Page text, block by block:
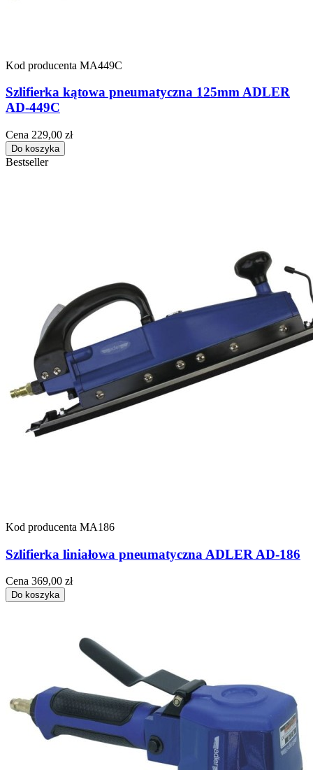
Kod producenta MA449C
Szlifierka kątowa pneumatyczna 125mm ADLER
AD-449C
Cena 229,00 zł
Do koszyka
Bestseller
Kod producenta MA186
Szlifierka liniałowa pneumatyczna ADLER AD-186
Cena 369,00 zł
Do koszyka